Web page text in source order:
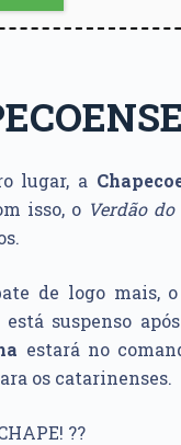
lugar, a
isso, o Verdão do
de logo mais,
está suspenso
estará no
os catarinenses.
??